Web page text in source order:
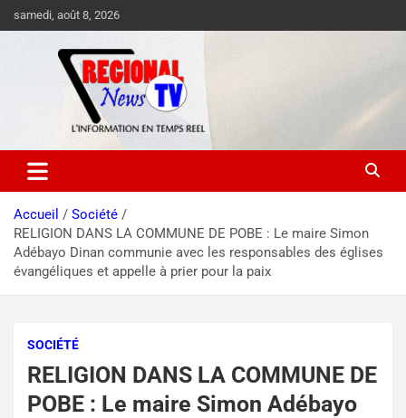
samedi, août 8, 2026
Accueil
Société
RELIGION DANS LA COMMUNE DE POBE : Le maire Simon
Adébayo Dinan communie avec les responsables des églises
évangéliques et appelle à prier pour la paix
SOCIÉTÉ
RELIGION DANS LA COMMUNE DE
POBE : Le maire Simon Adébayo